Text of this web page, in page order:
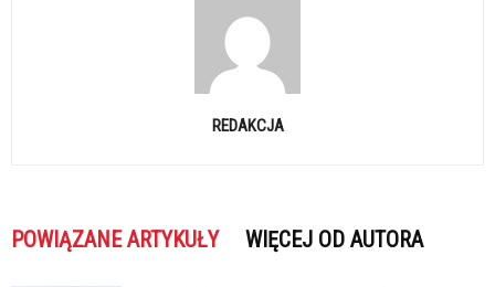
REDAKCJA
POWIĄZANE ARTYKUŁY WIĘCEJ OD AUTORA